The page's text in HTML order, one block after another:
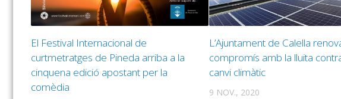
El Festival Internacional de
curtmetratges de Pineda arriba a la
cinquena edició apostant per la
comèdia
L’Ajuntament de Calella
compromís amb la lluita
canvi climàtic
9 NOV., 2020